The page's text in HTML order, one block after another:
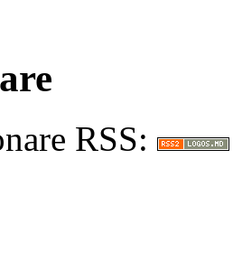
RSS: